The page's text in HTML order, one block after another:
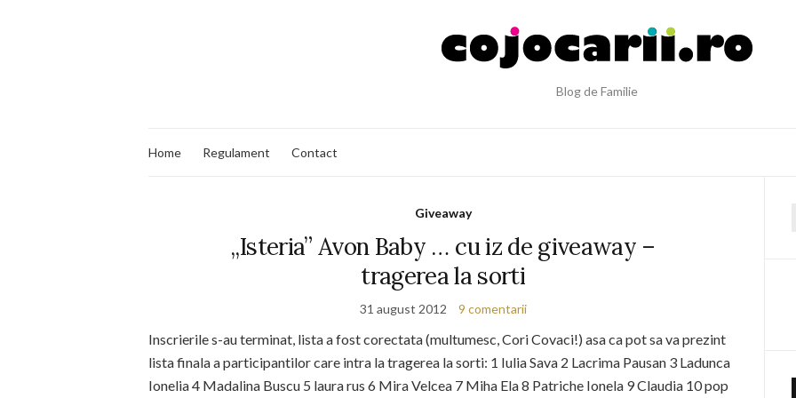
Blog de Familie
Home Regulament Contact
Giveaway
„Isteria” Avon Baby … cu iz de giveaway –
tragerea la sorti
31 august 2012 9 comentarii
Inscrierile s-au terminat, lista a fost corectata (multumesc, Cori Covaci!) asa ca pot sa va prezint
lista finala a participantilor care intra la tragerea la sorti: 1 Iulia Sava 2 Lacrima Pausan 3 Ladunca
Ionelia 4 Madalina Buscu 5 laura rus 6 Mira Velcea 7 Miha Ela 8 Patriche Ionela 9 Claudia 10 pop